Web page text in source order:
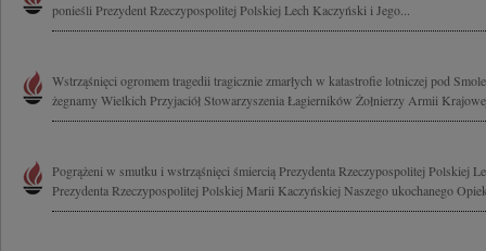
ponieśli Prezydent Rzeczypospolitej Polskiej Lech Kaczyński i Jego...
Wstrząśnięci ogromem tragedii tragicznie zmarłych w katastrofie lotniczej pod
żegnamy Wielkich Przyjaciół Stowarzyszenia Łagierników Żołnierzy Armii
Pogrążeni w smutku i wstrząśnięci śmiercią Prezydenta Rzeczypospolitej Polskiej
Prezydenta Rzeczypospolitej Polskiej Marii Kaczyńskiej Naszego ukochanego